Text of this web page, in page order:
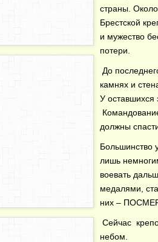
страны.
Брестской
и мужество
потери.
До
камнях и
У оставшихся
должны
Большинство
лишь
воевать
медалями,
них –
Сейчас
небом.